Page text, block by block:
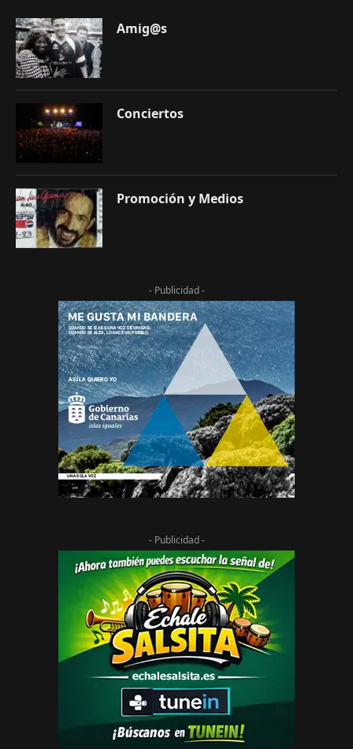
Amig@s
Conciertos
Promoción y Medios
- Publicidad -
- Publicidad -